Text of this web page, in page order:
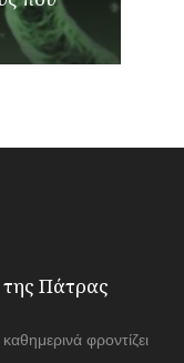
Πάτρας
φροντίζει